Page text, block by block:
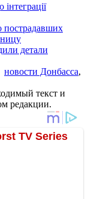
пострадавших
детали
новости Донбасса,
текст и
редакции.